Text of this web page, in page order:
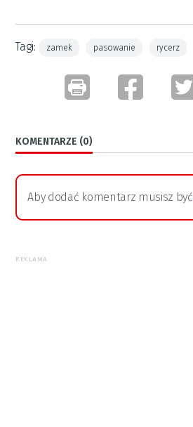
Tagi: zamek pasowanie rycerz
KOMENTARZE (0)
Aby dodać komentarz musisz być
REKLAMA